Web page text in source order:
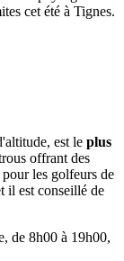
cet été à Tignes.
est le plus
offrant des
les golfeurs de
il est conseillé de
de 8h00 à 19h00,